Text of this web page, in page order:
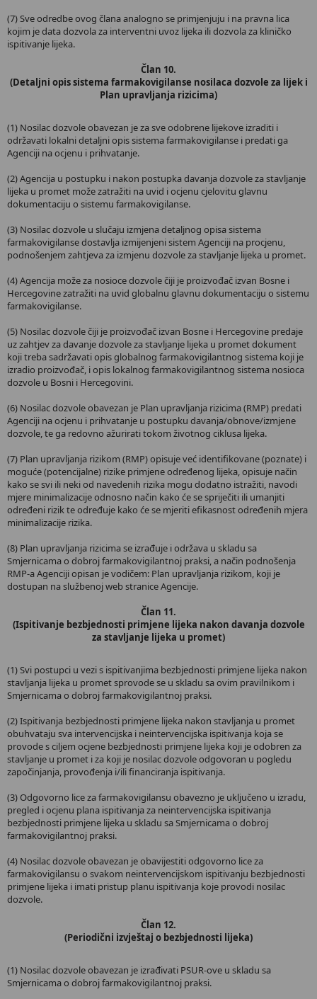
(7) Sve odredbe ovog člana analogno se primjenjuju i na pravna lica
kojim je data dozvola za interventni uvoz lijeka ili dozvola za kliničko
ispitivanje lijeka.
Član 10.
(Detaljni opis sistema farmakovigilanse nosilaca dozvole za lijek i
Plan upravljanja rizicima)
(1) Nosilac dozvole obavezan je za sve odobrene lijekove izraditi i
održavati lokalni detaljni opis sistema farmakovigilanse i predati ga
Agenciji na ocjenu i prihvatanje.
(2) Agencija u postupku i nakon postupka davanja dozvole za stavljanje
lijeka u promet može zatražiti na uvid i ocjenu cjelovitu glavnu
dokumentaciju o sistemu farmakovigilanse.
(3) Nosilac dozvole u slučaju izmjena detaljnog opisa sistema
farmakovigilanse dostavlja izmijenjeni sistem Agenciji na procjenu,
podnošenjem zahtjeva za izmjenu dozvole za stavljanje lijeka u promet.
(4) Agencija može za nosioce dozvole čiji je proizvođač izvan Bosne i
Hercegovine zatražiti na uvid globalnu glavnu dokumentaciju o sistemu
farmakovigilanse.
(5) Nosilac dozvole čiji je proizvođač izvan Bosne i Hercegovine predaje
uz zahtjev za davanje dozvole za stavljanje lijeka u promet dokument
koji treba sadržavati opis globalnog farmakovigilantnog sistema koji je
izradio proizvođač, i opis lokalnog farmakovigilantnog sistema nosioca
dozvole u Bosni i Hercegovini.
(6) Nosilac dozvole obavezan je Plan upravljanja rizicima (RMP) predati
Agenciji na ocjenu i prihvatanje u postupku davanja/obnove/izmjene
dozvole, te ga redovno ažurirati tokom životnog ciklusa lijeka.
(7) Plan upravljanja rizikom (RMP) opisuje već identifikovane (poznate) i
moguće (potencijalne) rizike primjene određenog lijeka, opisuje način
kako se svi ili neki od navedenih rizika mogu dodatno istražiti, navodi
mjere minimalizacije odnosno način kako će se spriječiti ili umanjiti
određeni rizik te određuje kako će se mjeriti efikasnost određenih mjera
minimalizacije rizika.
(8) Plan upravljanja rizicima se izrađuje i održava u skladu sa
Smjernicama o dobroj farmakovigilantnoj praksi, a način podnošenja
RMP-a Agenciji opisan je vodičem: Plan upravljanja rizikom, koji je
dostupan na službenoj web stranice Agencije.
Član 11.
(Ispitivanje bezbjednosti primjene lijeka nakon davanja dozvole
za stavljanje lijeka u promet)
(1) Svi postupci u vezi s ispitivanjima bezbjednosti primjene lijeka nakon
stavljanja lijeka u promet sprovode se u skladu sa ovim pravilnikom i
Smjernicama o dobroj farmakovigilantnoj praksi.
(2) Ispitivanja bezbjednosti primjene lijeka nakon stavljanja u promet
obuhvataju sva intervencijska i neintervencijska ispitivanja koja se
provode s ciljem ocjene bezbjednosti primjene lijeka koji je odobren za
stavljanje u promet i za koji je nosilac dozvole odgovoran u pogledu
započinjanja, provođenja i/ili financiranja ispitivanja.
(3) Odgovorno lice za farmakovigilansu obavezno je uključeno u izradu,
pregled i ocjenu plana ispitivanja za neintervencijska ispitivanja
bezbjednosti primjene lijeka u skladu sa Smjernicama o dobroj
farmakovigilantnoj praksi.
(4) Nosilac dozvole obavezan je obavijestiti odgovorno lice za
farmakovigilansu o svakom neintervencijskom ispitivanju bezbjednosti
primjene lijeka i imati pristup planu ispitivanja koje provodi nosilac
dozvole.
Član 12.
(Periodični izvještaj o bezbjednosti lijeka)
(1) Nosilac dozvole obavezan je izrađivati PSUR-ove u skladu sa
Smjernicama o dobroj farmakovigilantnoj praksi.